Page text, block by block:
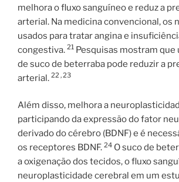
melhora o fluxo sanguíneo e reduz a
arterial. Na medicina convencional, os
usados ​​para tratar angina e
congestiva. 21 Pesquisas mostram que
de suco de beterraba pode reduzir a
arterial. 22 ,23
Além disso, melhora a
participando da expressão do fator
derivado do cérebro (BDNF) e é
os receptores BDNF. 24 O suco de
a oxigenação dos tecidos, o fluxo
neuroplasticidade cerebral em um